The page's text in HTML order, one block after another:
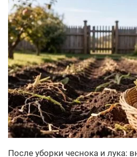
После уборки чеснока и лука: